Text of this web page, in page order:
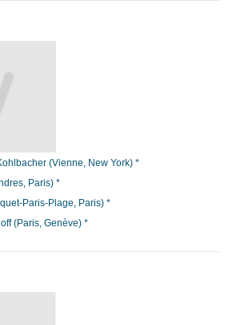
(Vienne, New York) *
Paris) *
Paris-Plage, Paris) *
(Paris, Genève) *